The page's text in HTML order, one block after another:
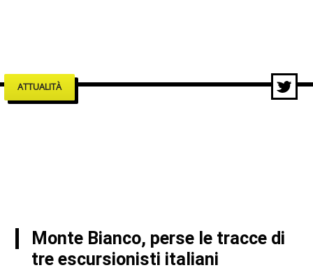
ATTUALITÀ
Monte Bianco, perse le tracce di
tre escursionisti italiani